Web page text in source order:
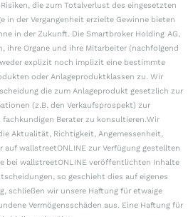
die zum Totalverlust des eingesetzten
in der Vergangenheit erzielte Gewinne bieten
in der Zukunft. Die Smartbroker Holding AG,
ihre Organe und ihre Mitarbeiter (nachfolgend
weder explizit noch implizit eine bestimmte
oder Anlageproduktklassen zu. Wir
die zum Anlageprodukt gesetzlich zur
(z.B. den Verkaufsprospekt) zur
Berater zu konsultieren.Wir
Aktualität, Richtigkeit, Angemessenheit,
wallstreetONLINE zur Verfügung gestellten
bei wallstreetONLINE veröffentlichten Inhalte
so geschieht dies auf eigenes
schließen wir unsere Haftung für etwaige
Vermögensschäden aus. Eine Haftung für